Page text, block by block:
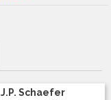
J.P. Schaefer